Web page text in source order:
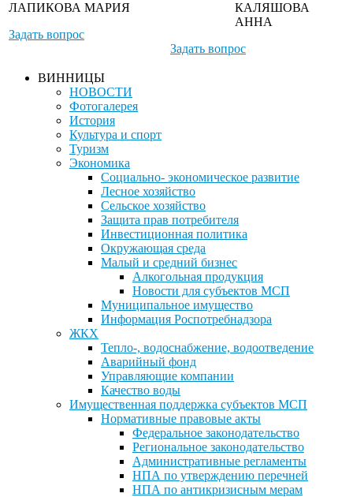
ЛАПИКОВА МАРИЯ
Задать вопрос
КАЛЯШОВА
АННА
Задать вопрос
ВИННИЦЫ
НОВОСТИ
Фотогалерея
История
Культура и спорт
Туризм
Экономика
Социально- экономическое развитие
Лесное хозяйство
Сельское хозяйство
Защита прав потребителя
Инвестиционная политика
Окружающая среда
Малый и средний бизнес
Алкогольная продукция
Новости для субъектов МСП
Муниципальное имущество
Информация Роспотребнадзора
ЖКХ
Тепло-, водоснабжение, водоотведение
Аварийный фонд
Управляющие компании
Качество воды
Имущественная поддержка субъектов МСП
Нормативные правовые акты
Федеральное законодательство
Региональное законодательство
Административные регламенты
НПА по утверждению перечней
НПА по антикризисным мерам